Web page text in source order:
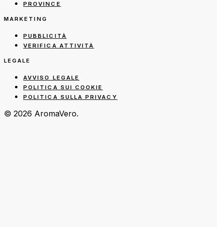
PROVINCE
MARKETING
PUBBLICITÀ
VERIFICA ATTIVITÀ
LEGALE
AVVISO LEGALE
POLITICA SUI COOKIE
POLITICA SULLA PRIVACY
© 2026 AromaVero.